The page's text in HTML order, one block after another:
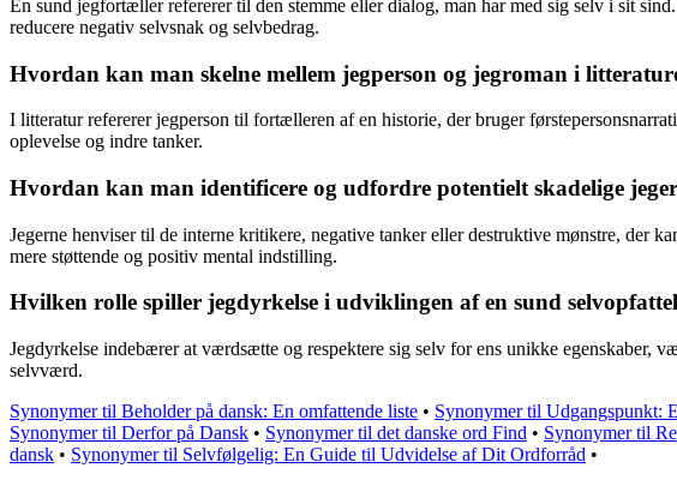
En sund jegfortæller refererer til den stemme eller dialog, man har med sig selv i sit
reducere negativ selvsnak og selvbedrag.
Hvordan kan man skelne mellem jegperson og jegroman i
I litteratur refererer jegperson til fortælleren af en historie, der bruger
oplevelse og indre tanker.
Hvordan kan man identificere og udfordre potentielt skadelige
Jegerne henviser til de interne kritikere, negative tanker eller destruktive mønstre, der
mere støttende og positiv mental indstilling.
Hvilken rolle spiller jegdyrkelse i udviklingen af en sund
Jegdyrkelse indebærer at værdsætte og respektere sig selv for ens unikke egenskaber,
selvværd.
Synonymer til Beholder på dansk: En omfattende liste • Synonymer til Udgangspunkt:
Synonymer til Derfor på Dansk • Synonymer til det danske ord Find • Synonymer til
dansk • Synonymer til Selvfølgelig: En Guide til Udvidelse af Dit Ordforråd •